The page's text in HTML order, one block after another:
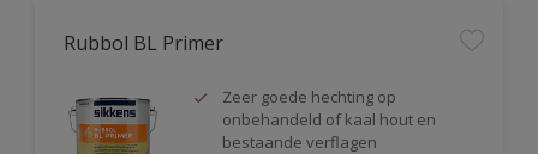
Rubbol BL Primer
Zeer goede hechting op
onbehandeld of kaal hout en
bestaande verflagen